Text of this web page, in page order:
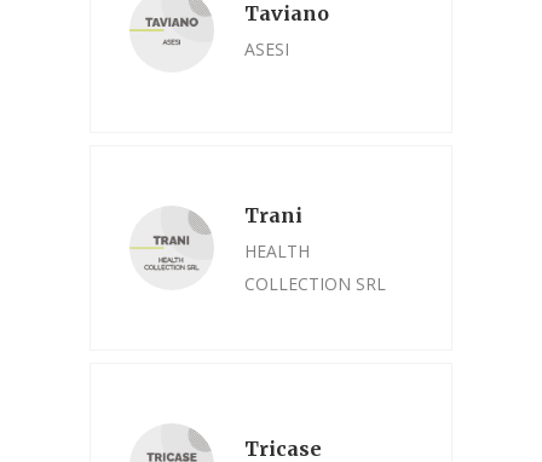
Taviano
ASESI
Trani
HEALTH
COLLECTION SRL
Tricase